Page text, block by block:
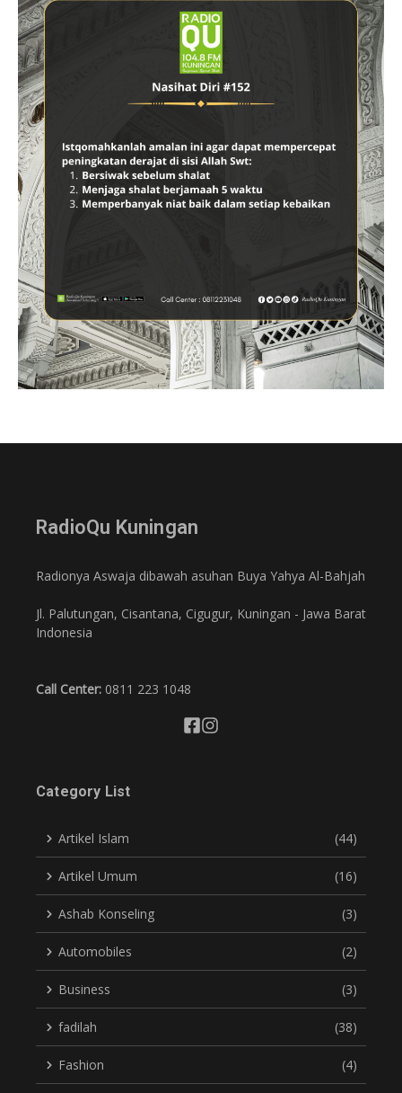
RadioQu Kuningan
Radionya Aswaja dibawah asuhan Buya Yahya Al-Bahjah
Jl. Palutungan, Cisantana, Cigugur, Kuningan - Jawa Barat
Indonesia
Call Center: 0811 223 1048
Category List
Artikel Islam (44)
Artikel Umum (16)
Ashab Konseling (3)
Automobiles (2)
Business (3)
fadilah (38)
Fashion (4)